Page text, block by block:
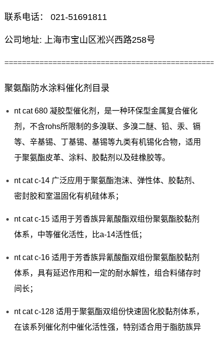
联系电话： 021-51691811
公司地址: 上海市宝山区淞兴西路258号
聚氨酯防水涂料催化剂目录
nt cat 680 凝胶型催化剂，是一种环保型金属复合催化
剂，不含rohs所限制的多溴联、多溴二醚、铅、汞、镉
等、辛基锡、丁基锡、基锡等九类有机锡化合物，适用
于聚氨酯皮革、涂料、胶黏剂以及硅橡胶等。
nt cat c-14 广泛应用于聚氨酯泡沫、弹性体、胶黏剂、
密封胶和室温固化有机硅体系；
nt cat c-15 适用于芳香族异氰酸酯双组份聚氨酯胶黏剂
体系，中等催化活性，比a-14活性低；
nt cat c-16 适用于芳香族异氰酸酯双组份聚氨酯胶黏剂
体系，具有延迟作用和一定的耐水解性，组合料储存时
间长；
nt cat c-128 适用于聚氨酯双组份快速固化胶黏剂体系，
在该系列催化剂中催化活性强，特别适合用于脂肪族异